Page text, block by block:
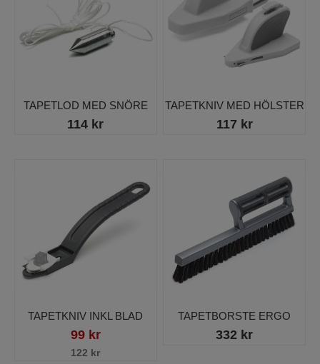
TAPETLOD MED SNÖRE
114 kr
TAPETKNIV MED HÖLSTER
117 kr
TAPETKNIV INKL BLAD
99 kr
122 kr
TAPETBORSTE ERGO
332 kr